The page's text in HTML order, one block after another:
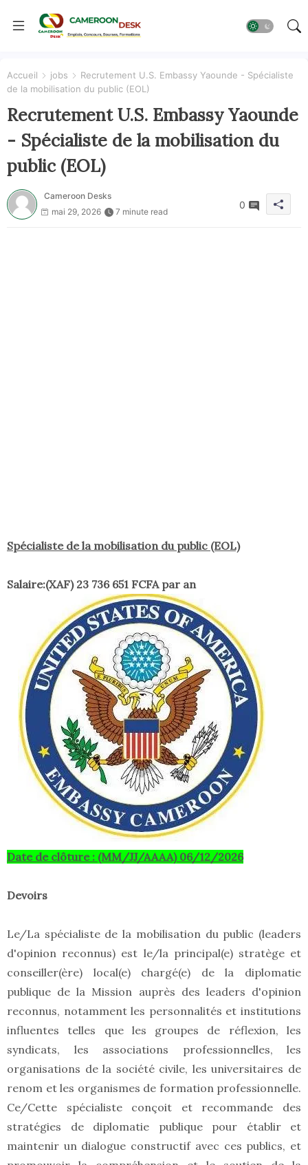
Accueil jobs
Recrutement U.S. Embassy Yaounde - Spécialiste
de la mobilisation du public (EOL)
Recrutement U.S. Embassy Yaounde
- Spécialiste de la mobilisation du
public (EOL)
Cameroon Desks
mai 29, 2026
7 minute read
0
Spécialiste de la mobilisation du public (EOL)
Salaire:(XAF) 23 736 651 FCFA par an
Date de clôture : (MM/JJ/AAAA) 06/12/2026
Devoirs
Le/La spécialiste de la mobilisation du public (leaders
d'opinion reconnus) est le/la principal(e) stratège et
conseiller(ère) local(e) chargé(e) de la diplomatie
publique de la Mission auprès des leaders d'opinion
reconnus, notamment les personnalités et institutions
influentes telles que les groupes de réflexion, les
syndicats, les associations professionnelles, les
organisations de la société civile, les universitaires de
renom et les organismes de formation professionnelle.
Ce/Cette spécialiste conçoit et recommande des
stratégies de diplomatie publique pour établir et
maintenir un dialogue constructif avec ces publics, et